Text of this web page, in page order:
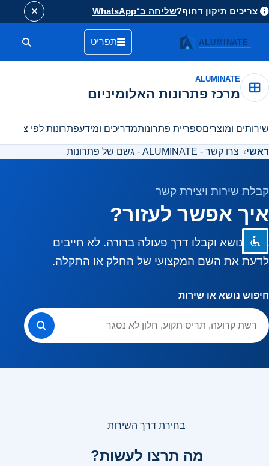
title סמן כותרות
settings צבע רקע
remove_circle_outline הקטנת גופן
ניגודיות בהירה
brightness_low ניגודיות כהה
format_underlined הוסף קו תחתון לקישורים
לאפס את כל האפשרויות
cached
צריכים תיקון דחוף?שליחה ב־WhatsApp
תפריט
ALUMINATE
מרכז פתרונות האלומיניום
שירותים ומוצריםספריית פתרונותמדריכים ומידעפתרונות לפי צורך
ראשי צרו קשר - ALUMINATE - גשם של פתרונות
קבלת שירות ויצירת קשר
איך אפשר לעזור?
בחרו נושא וקבלו דרך פעולה ברורה. לא חייבים
לדעת את השם המקצועי של החלק או התקלה.
חיפוש נושא או שירות
בחירת דרך השירות
מה תרצו לעשות?